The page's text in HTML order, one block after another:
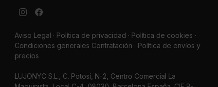
Aviso Legal · Política de privacidad · Política de cookies ·
Condiciones generales Contratación · Política de envíos y
precios
LUJONYC S.L., C. Potosí, N-2, Centro Comercial La